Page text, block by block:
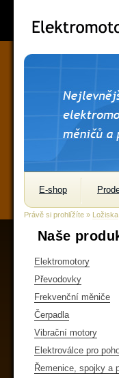
E-shop
Právě si prohlížíte » Ložiska
Naše
Elektromotory
Převodovky
Frekvenční měniče
Čerpadla
Vibrační motory
Elektroválce pro
Řemenice, spojky a